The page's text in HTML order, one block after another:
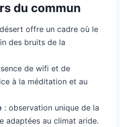
du commun
offre un cadre où le
des bruits de la
de wifi et de
à la méditation et au
: observation unique de la
adaptées au climat aride.